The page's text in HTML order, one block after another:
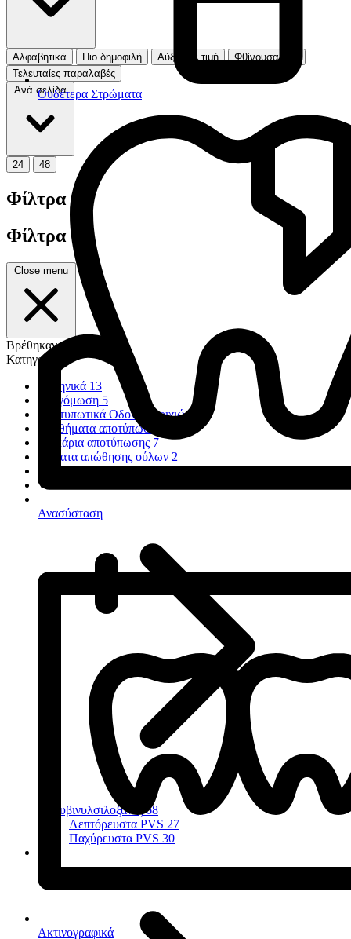
Ουδέτερα Στρώματα
Ανασύσταση
Ακτινογραφικά
Αλφαβητικά Πιο δημοφιλή Αύξουσα τιμή
Φθίνουσα τιμή
Τελευταίες παραλαβές
Ανά σελίδα
24 48
Φίλτρα
Φίλτρα
Close menu
Βρέθηκαν 145 προϊόντα
Κατηγορία
Αλγηνικά 13
Αναγόμωση 5
Αποτυπωτικά Οδοντοστοιχιών
Βοηθήματα αποτύπωσης
Δισκάρια αποτύπωσης 7
Νήματα απώθησης ούλων 2
Πολυαιθέρες 5
Πολυβινυλσιλοξάνες
68
Λεπτόρευστα PVS 27
Παχύρευστα PVS 30